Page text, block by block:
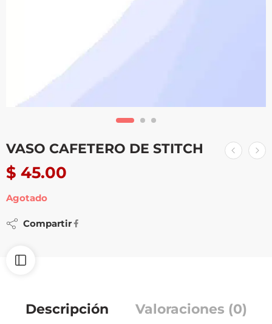
VASO CAFETERO DE STITCH
$ 45.00
Agotado
Compartir
Descripción Valoraciones (0)